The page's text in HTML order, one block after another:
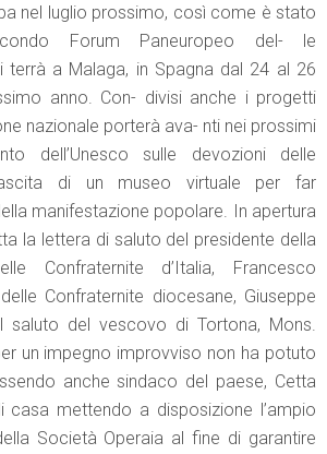
nel luglio prossimo, così come è stato
Forum Paneuropeo del- le
terrà a Malaga, in Spagna dal 24 al 26
anno. Con- divisi anche i progetti
nazionale porterà ava- nti nei prossimi
dell’Unesco sulle devozioni delle
di un museo virtuale per far
manifestazione popolare. In apertura
la lettera di saluto del presidente della
Confraternite d’Italia, Francesco
Confraternite diocesane, Giuseppe
saluto del vescovo di Tortona, Mons.
un impegno improvviso non ha potuto
anche sindaco del paese, Cetta
mettendo a disposizione l’ampio
Società Operaia al fine di garantire